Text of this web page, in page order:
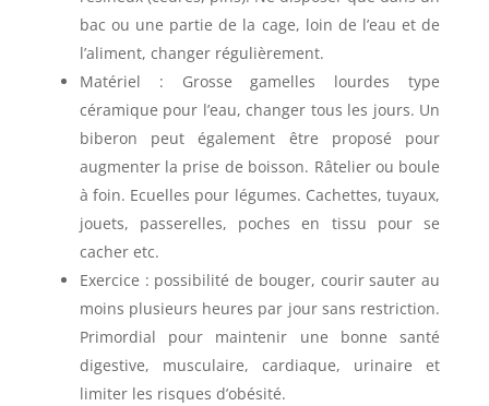
bac ou une partie de la cage, loin de l’eau et de
l’aliment, changer régulièrement.
Matériel : Grosse gamelles lourdes type
céramique pour l’eau, changer tous les jours. Un
biberon peut également être proposé pour
augmenter la prise de boisson. Râtelier ou boule
à foin. Ecuelles pour légumes. Cachettes, tuyaux,
jouets, passerelles, poches en tissu pour se
cacher etc.
Exercice : possibilité de bouger, courir sauter au
moins plusieurs heures par jour sans restriction.
Primordial pour maintenir une bonne santé
digestive, musculaire, cardiaque, urinaire et
limiter les risques d’obésité.